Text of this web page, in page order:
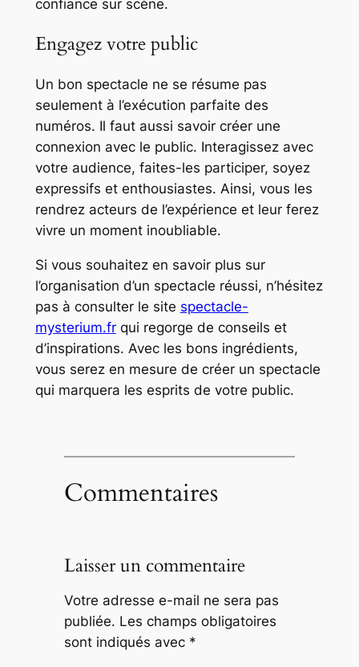
confiance sur scène.
Engagez votre public
Un bon spectacle ne se résume pas
seulement à l’exécution parfaite des
numéros. Il faut aussi savoir créer une
connexion avec le public. Interagissez avec
votre audience, faites-les participer, soyez
expressifs et enthousiastes. Ainsi, vous les
rendrez acteurs de l’expérience et leur ferez
vivre un moment inoubliable.
Si vous souhaitez en savoir plus sur
l’organisation d’un spectacle réussi, n’hésitez
pas à consulter le site spectacle-
mysterium.frqui regorge de conseils et
d’inspirations. Avec les bons ingrédients,
vous serez en mesure de créer un spectacle
qui marquera les esprits de votre public.
Commentaires
Laisser un commentaire
Votre adresse e-mail ne sera pas
publiée. Les champs obligatoires
sont indiqués avec *